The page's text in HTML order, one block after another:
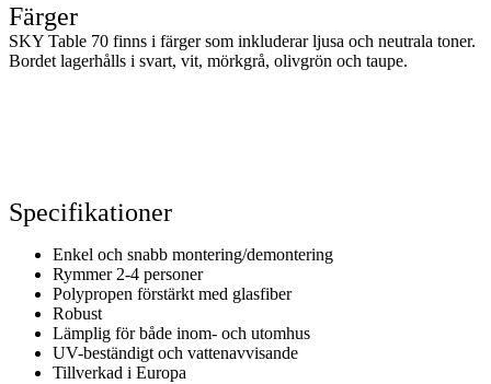
Färger
SKY Table 70 finns i färger som inkluderar ljusa och neutrala toner.
Bordet lagerhålls i svart, vit, mörkgrå, olivgrön och taupe.
Specifikationer
Enkel och snabb montering/demontering
Rymmer 2-4 personer
Polypropen förstärkt med glasfiber
Robust
Lämplig för både inom- och utomhus
UV-beständigt och vattenavvisande
Tillverkad i Europa